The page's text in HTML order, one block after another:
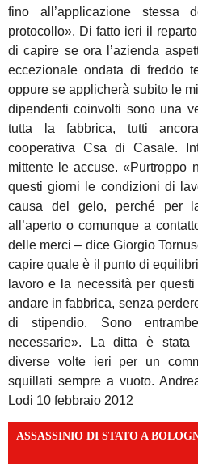
fino all’applicazione stessa
protocollo». Di fatto ieri il
di capire se ora l’azienda
eccezionale ondata di freddo
oppure se applicherà subito le
dipendenti coinvolti sono una
tutta la fabbrica, tutti
cooperativa Csa di Casale.
mittente le accuse. «Purtroppo
questi giorni le condizioni di
causa del gelo, perché per
all’aperto o comunque a
delle merci – dice Giorgio
capire quale è il punto di
lavoro e la necessità per
andare in fabbrica, senza
di stipendio. Sono
necessarie». La ditta è stata
diverse volte ieri per un
squillati sempre a vuoto.
Lodi 10 febbraio 2012
ASSASSINIO DI STATO A